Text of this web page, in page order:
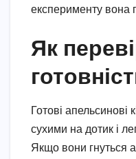
експерименту вона
Як
Готові
сухими на дотик і
Якщо вони гнуться